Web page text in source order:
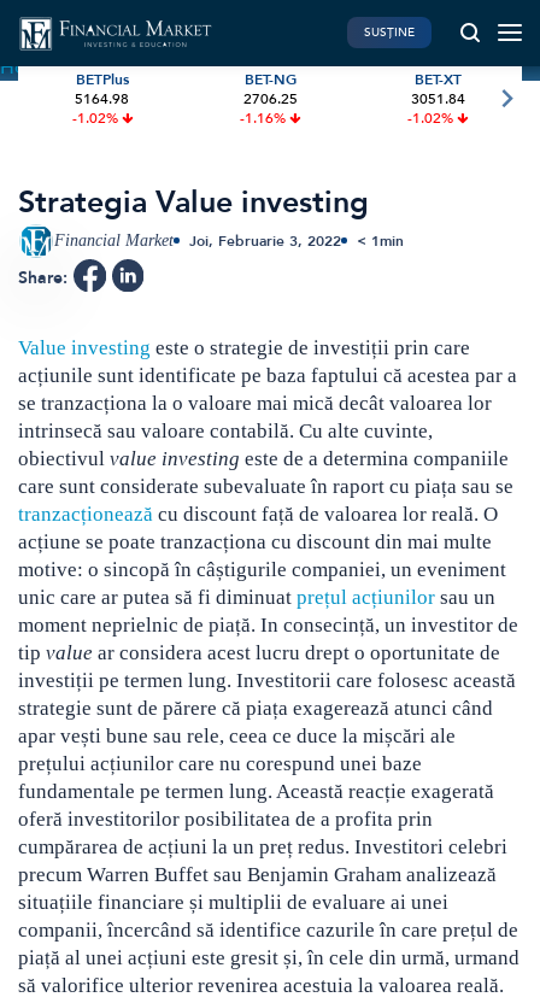
Home»Terms»Strategia Value investing
PIATA DE CAPITAL
International
BVB Recap
Acțiunea Zilei
Brokeri
BROKERI
FINANTE PERSONALE
Pensie & taxe
Start-Up
FINTECH
Artificial Intelligence
Digital Trends
Crypto
Digital payments
GREEN FINANCE
ESG Investments
Renewable Energy
Sustainability
SUSȚINE
BETPlus
5164.98
-1.02%
BET-NG
2706.25
-1.16%
BET-XT
3051.84
-1.02%
Strategia Value investing
Financial Market Joi, Februarie 3, 2022 < 1min
Share:
Value investing este o strategie de investiții prin care
acțiunile sunt identificate pe baza faptului că acestea par a
se tranzacționa la o valoare mai mică decât valoarea lor
intrinsecă sau valoare contabilă. Cu alte cuvinte,
obiectivul value investing este de a determina companiile
care sunt considerate subevaluate în raport cu piața sau se
tranzacționează cu discount față de valoarea lor reală. O
acțiune se poate tranzacționa cu discount din mai multe
motive: o sincopă în câștigurile companiei, un eveniment
unic care ar putea să fi diminuat prețul acțiunilor sau un
moment neprielnic de piață. In consecință, un investitor de
tip value ar considera acest lucru drept o oportunitate de
investiții pe termen lung. Investitorii care folosesc această
strategie sunt de părere că piața exagerează atunci când
apar vești bune sau rele, ceea ce duce la mișcări ale
prețului acțiunilor care nu corespund unei baze
fundamentale pe termen lung. Această reacție exagerată
oferă investitorilor posibilitatea de a profita prin
cumpărarea de acțiuni la un preț redus. Investitori celebri
precum Warren Buffet sau Benjamin Graham analizează
situațiile financiare și multiplii de evaluare ai unei
companii, încercând să identifice cazurile în care prețul de
piață al unei acțiuni este gresit și, în cele din urmă, urmand
să valorifice ulterior revenirea acestuia la valoarea reală.